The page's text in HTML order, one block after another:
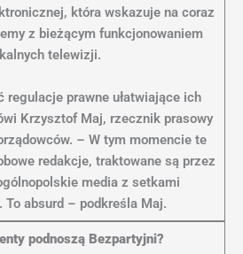
która wskazuje na coraz
z bieżącym funkcjonowaniem
telewizji.
prawne ułatwiające ich
Krzysztof Maj, rzecznik prasowy
– W tym momencie te
redakcje, traktowane są przez
media z setkami
To absurd – podkreśla Maj.
podnoszą Bezpartyjni?